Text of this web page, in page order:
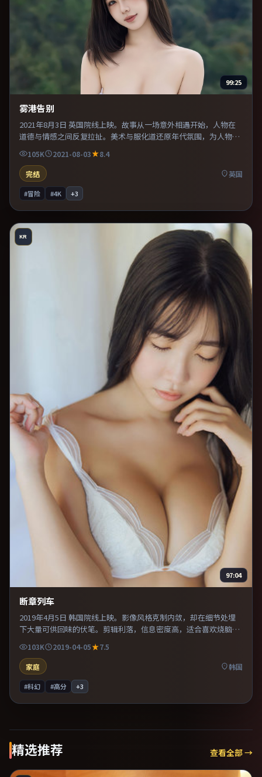
99:25
雾港告别
2021年8月3日 英国院线上映。故事从一场意外相遇开始，人物在
道德与情感之间反复拉扯。美术与服化道还原年代氛围，为人物动
机提供可信支撑。整体完成度较高，适合周末一口气看完。
105K 2021-08-03
8.4
完结
英国
#冒险 #4K +3
KR
97:04
断章列车
2019年4月5日 韩国院线上映。影像风格克制内敛，却在细节处埋
下大量可供回味的伏笔。剪辑利落，信息密度高，适合喜欢烧脑与
103K 2019-04-05
7.5
家庭
韩国
#科幻 #高分 +3
精选推荐 查看全部 →